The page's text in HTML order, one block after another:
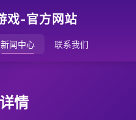
戏-官方网站
新闻中心 联系我们
情